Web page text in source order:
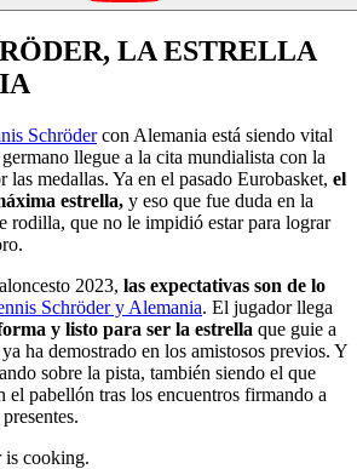
LA ESTRELLA
Schrödercon Alemania está siendo vital
llegue a la cita mundialista con la
las medallas. Ya en el pasado Eurobasket, el
estrella, y eso que fue duda en la
rodilla, que no le impidió estar para lograr
2023, las expectativas son de lo
Schröder y Alemania. El jugador llega
y listo para ser la estrella que guie a
ha demostrado en los amistosos previos. Y
sobre la pista, también siendo el que
el pabellón tras los encuentros firmando a
is cooking.